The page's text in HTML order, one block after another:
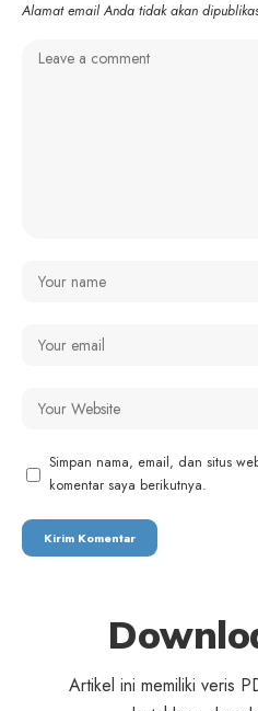
Alamat email Anda tidak akan
Simpan nama, email, dan situs
komentar saya berikutnya.
Artikel ini memiliki veris